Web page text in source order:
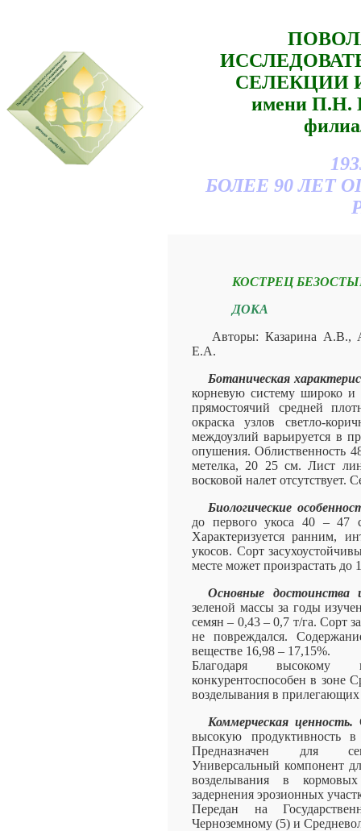
СЕЛЕКЦИИ
имени
БОЛЕЕ 90 ЛЕТ
КОСТРЕЦ
ДОКА
Авторы: Казарина А.В.,
Е.А.
Ботаническая
корневую систему широко и
прямостоячий средней
окраска узлов светло-
междоузлий варьируется в
опушения. Облиственность
метелка, 20 25 см. Лист
восковой налет отсутствует.
Биологические
до первого укоса 40 – 47
Характеризуется ранним,
укосов. Сорт
месте может произрастать до
Основные достоинства
зеленой массы за годы
семян – 0,43 – 0,7 т/га. Сорт
не повреждался.
веществе 16,98 – 17,15%.
Благодаря высокому
конкурентоспособен в зоне
возделывания в прилегающих
Коммерческая ценность.
высокую продуктивность
Предназначен для
Универсальный компонент
возделывания в кормовых
задернения эрозионных
Передан на
Черноземному (5) и